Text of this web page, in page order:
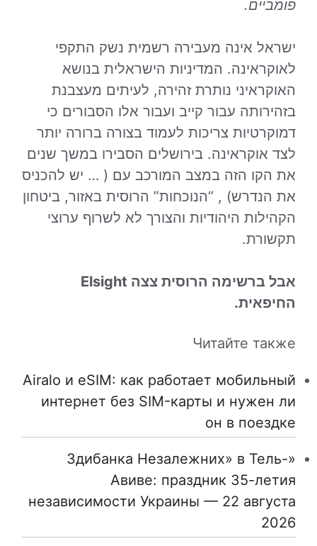
פומביים.
ישראל אינה מעבירה רשמית נשק התקפי
לאוקראינה. המדיניות הישראלית בנושא
האוקראיני נותרת זהירה, לעיתים מעצבנת
בזהירותה עבור קייב ועבור אלו הסבורים כי
דמוקרטיות צריכות לעמוד בצורה ברורה יותר
לצד אוקראינה. בירושלים הסבירו במשך שנים
את הקו הזה במצב המורכב עם ( … יש להכניס
את הנדרש) , “הנוכחות” הרוסית באזור, ביטחון
הקהילות היהודיות והצורך לא לשרוף ערוצי
תקשורת.
אבל ברשימה הרוסית צצה Elsight
החיפאית.
Читайте также
Airalo и eSIM: как работает мобильный
интернет без SIM-карты и нужен ли
он в поездке
«Здибанка Незалежних» в Тель-
Авиве: праздник 35-летия
независимости Украины — 22 августа
2026